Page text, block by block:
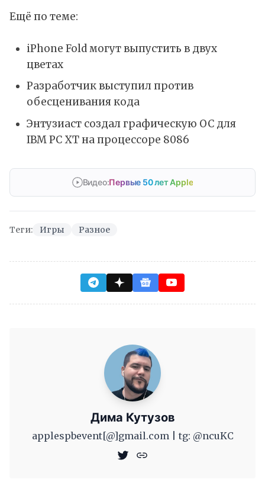
Ещё по теме:
iPhone Fold могут выпустить в двух
цветах
Разработчик выступил против
обесценивания кода
Энтузиаст создал графическую ОС для
IBM PC XT на процессоре 8086
Видео:Первые 50 лет Apple
Теги: Игры Разное
Дима Кутузов
applespbevent[@]gmail.com | tg: @ncuKC